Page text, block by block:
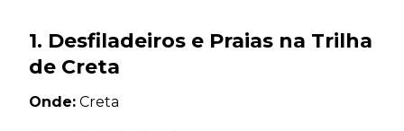
1. Desfiladeiros e Praias na Trilha
de Creta
Onde: Creta